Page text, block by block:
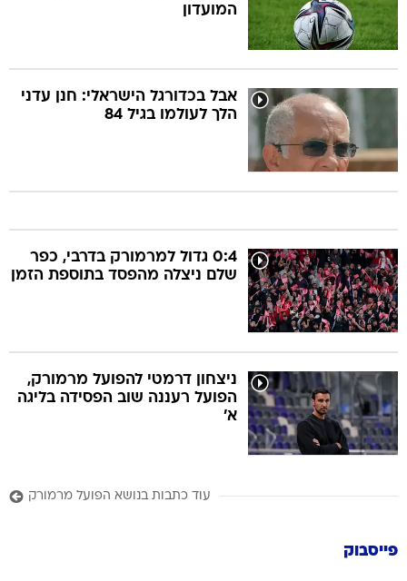
המועדון
אבל בכדורגל הישראלי: חנן עדני
הלך לעולמו בגיל 84
0:4 גדול למרמורק בדרבי, כפר
שלם ניצלה מהפסד בתוספת הזמן
ניצחון דרמטי להפועל מרמורק,
הפועל רעננה שוב הפסידה בליגה
א'
עוד כתבות בנושא הפועל מרמורק
פייסבוק